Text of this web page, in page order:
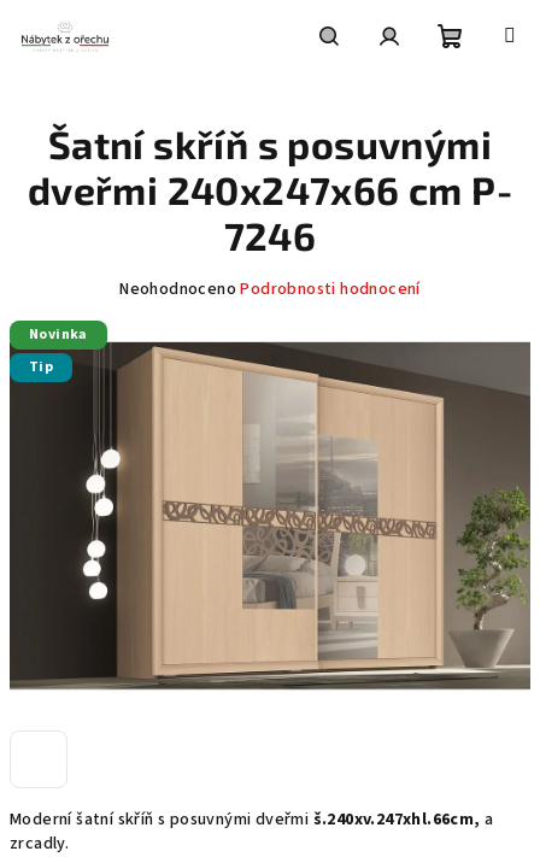
obsah
košík
Moderní šatní skříň s posuvnými dveřmi š.240xv.247xhl.66cm, a
zrcadly.
Šatní skříň s posuvnými
dveřmi 240x247x66 cm P-
7246
Průměrné
produktu
je
hvězdiček.
Neohodnoceno Podrobnosti hodnocení
Novinka
Tip